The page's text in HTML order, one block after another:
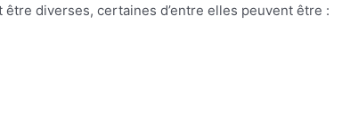
diverses, certaines d’entre elles peuvent être :